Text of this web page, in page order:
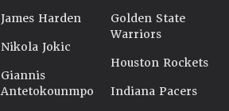
James Harden
Nikola Jokic
Giannis
Antetokounmpo
Golden State
Warriors
Houston Rockets
Indiana Pacers